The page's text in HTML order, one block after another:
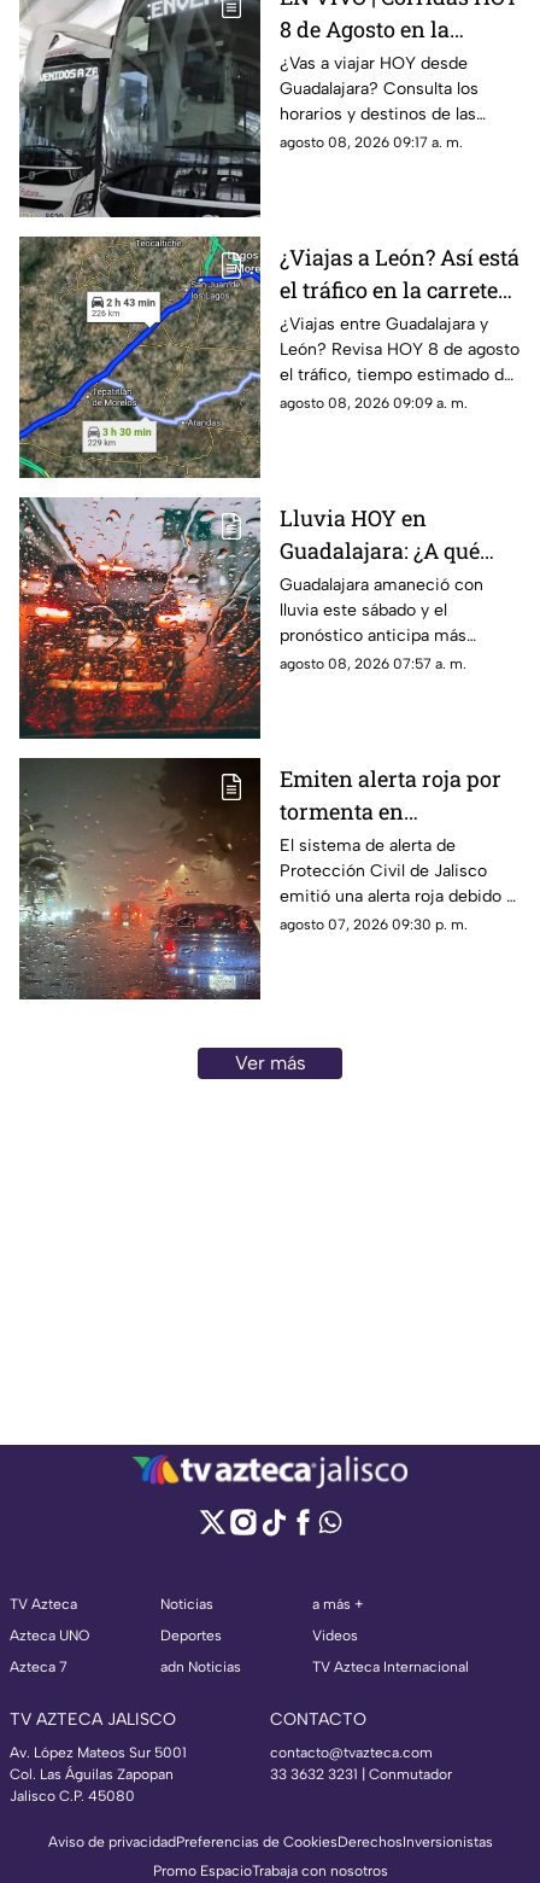
8 de Agosto en la
Central Nueva de
Tlaquepaque: horarios
y destinos
¿Vas a viajar HOY desde
Guadalajara? Consulta los
horarios y destinos de las
corridas programadas en la
agosto 08, 2026 09:17 a. m.
¿Viajas a León? Así está
el tráfico en la carretera
Guadalajara–León HOY
8 de agosto
¿Viajas entre Guadalajara y
León? Revisa HOY 8 de agosto
el tráfico, tiempo estimado de
traslado y posibles
agosto 08, 2026 09:09 a. m.
Lluvia HOY en
Guadalajara: ¿A qué
hora regresarán las
tormentas este sábado
8 de agosto?
Guadalajara amaneció con
lluvia este sábado y el
pronóstico anticipa más
precipitaciones por la tarde y
agosto 08, 2026 07:57 a. m.
Emiten alerta roja por
tormenta en
Guadalajara; advierten
de caída de árboles e
inundaciones
El sistema de alerta de
Protección Civil de Jalisco
emitió una alerta roja debido a
la fuerte tormenta que se
agosto 07, 2026 09:30 p. m.
Ver más
TV Azteca
Azteca UNO
Azteca 7
Noticias
Deportes
adn Noticias
a más +
Videos
TV Azteca Internacional
TV AZTECA JALISCO
Av. López Mateos Sur 5001
Col. Las Águilas Zapopan
Jalisco C.P. 45080
CONTACTO
contacto@tvazteca.com
33 3632 3231 | Conmutador
Aviso de privacidadPreferencias de CookiesDerechosInversionistas
Promo EspacioTrabaja con nosotros